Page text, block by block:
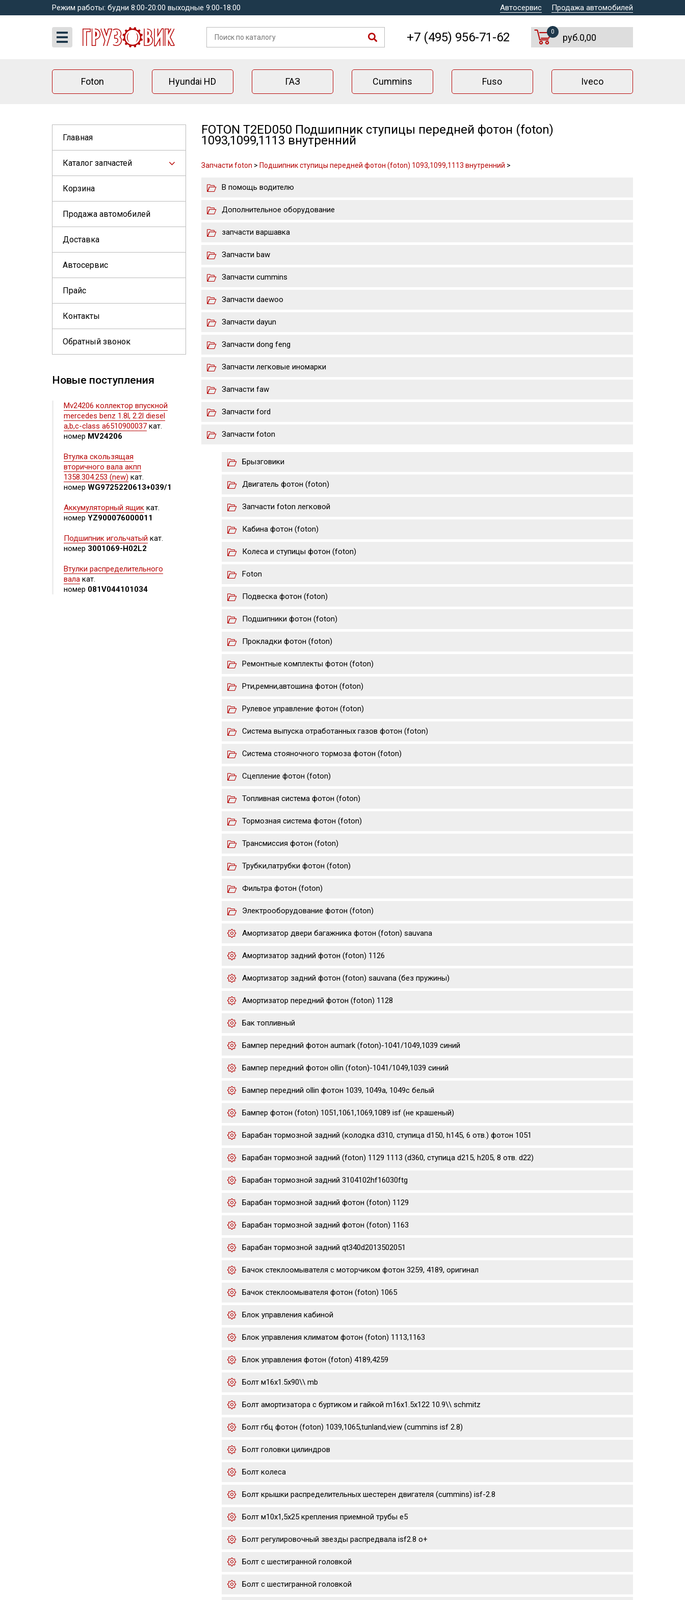
Режим работы: будни 8:00-20:00 выходные 9:00-18:00 Автосервис Продажа автомобилей
+7 (495) 956-71-62 0
руб.0,00
Foton Hyundai HD ГАЗ Cummins Fuso Iveco
Главная
Каталог запчастей
Корзина
Продажа автомобилей
Доставка
Автосервис
Прайс
Контакты
Обратный звонок
Новые поступления
Mv24206 коллектор впускной
mercedes benz 1.8l, 2.2l diesel
a,b,c-class a6510900037 кат.
номер MV24206
Втулка скользящая
вторичного вала акпп
1358.304.253 (new) кат.
номер WG9725220613+039/1
Аккумуляторный ящик кат.
номер YZ900076000011
Подшипник игольчатый кат.
номер 3001069-H02L2
Втулки распределительного
вала кат.
номер 081V044101034
FOTON T2ED050 Подшипник ступицы передней фотон (foton)
1093,1099,1113 внутренний
Запчасти foton > Подшипник ступицы передней фотон (foton) 1093,1099,1113 внутренний >
В помощь водителю
Дополнительное оборудование
запчасти варшавка
Запчасти baw
Запчасти cummins
Запчасти daewoo
Запчасти dayun
Запчасти dong feng
Запчасти легковые иномарки
Запчасти faw
Запчасти ford
Запчасти foton
Брызговики
Двигатель фотон (foton)
Запчасти foton легковой
Кабина фотон (foton)
Колеса и ступицы фотон (foton)
Foton
Подвеска фотон (foton)
Подшипники фотон (foton)
Прокладки фотон (foton)
Ремонтные комплекты фотон (foton)
Рти,ремни,автошина фотон (foton)
Рулевое управление фотон (foton)
Система выпуска отработанных газов фотон (foton)
Система стояночного тормоза фотон (foton)
Сцепление фотон (foton)
Топливная система фотон (foton)
Тормозная система фотон (foton)
Трансмиссия фотон (foton)
Трубки,патрубки фотон (foton)
Фильтра фотон (foton)
Электрооборудование фотон (foton)
Амортизатор двери багажника фотон (foton) sauvana
Амортизатор задний фотон (foton) 1126
Амортизатор задний фотон (foton) sauvana (без пружины)
Амортизатор передний фотон (foton) 1128
Бак топливный
Бампер передний фотон aumark (foton)-1041/1049,1039 cиний
Бампер передний фотон ollin (foton)-1041/1049,1039 cиний
Бампер передний ollin фотон 1039, 1049a, 1049c белый
Бампер фотон (foton) 1051,1061,1069,1089 isf (не крашеный)
Барабан тормозной задний (колодка d310, ступица d150, h145, 6 отв.) фотон 1051
Барабан тормозной задний (foton) 1129 1113 (d360, ступица d215, h205, 8 отв. d22)
Барабан тормозной задний 3104102hf16030ftg
Барабан тормозной задний фотон (foton) 1129
Барабан тормозной задний фотон (foton) 1163
Барабан тормозной задний qt340d2013502051
Бачок стеклоомывателя с моторчиком фотон 3259, 4189, оригинал
Бачок стеклоомывателя фотон (foton) 1065
Блок управления кабиной
Блок управления климатом фотон (foton) 1113,1163
Блок управления фотон (foton) 4189,4259
Болт м16х1.5х90\\ mb
Болт амортизатора с буртиком и гайкой m16x1.5x122 10.9\\ sсhmitz
Болт гбц фотон (foton) 1039,1065,tunland,view (cummins isf 2.8)
Болт головки цилиндров
Болт колеса
Болт крышки распределительных шестерен двигателя (cummins) isf-2.8
Болт м10х1,5х25 крепления приемной трубы е5
Болт регулировочный звезды распредвала isf2.8 o+
Болт с шестигранной головкой
Болт с шестигранной головкой